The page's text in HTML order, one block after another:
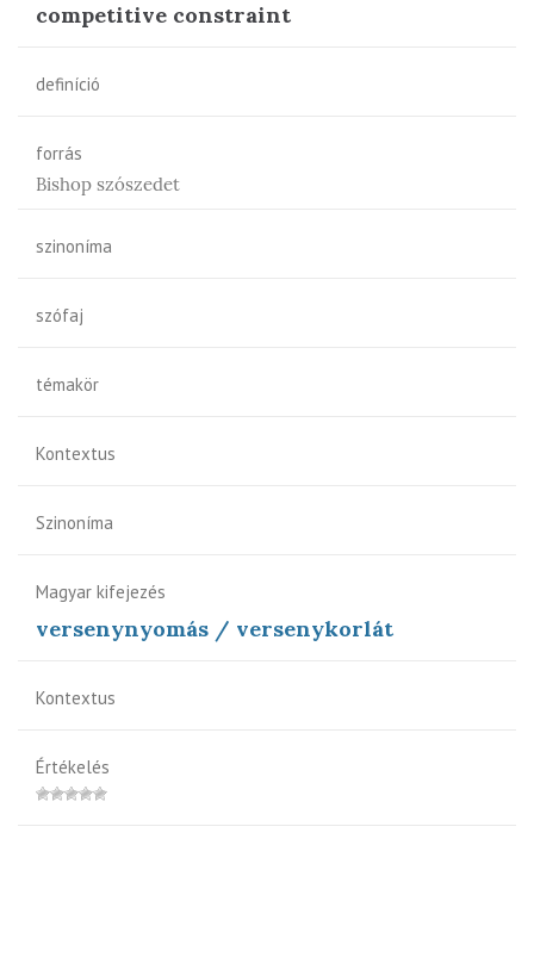
competitive constraint
definíció
forrás
Bishop szószedet
szinoníma
szófaj
témakör
Kontextus
Szinoníma
Magyar kifejezés
versenynyomás / versenykorlát
Kontextus
Értékelés